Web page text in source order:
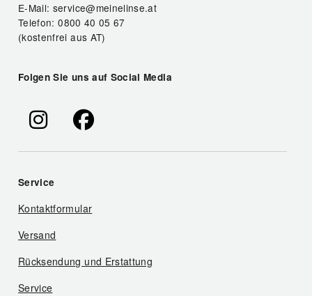
E-Mail: service@meinelinse.at
Telefon: 0800 40 05 67
(kostenfrei aus AT)
Folgen Sie uns auf Social Media
Service
Kontaktformular
Versand
Rücksendung und Erstattung
Service